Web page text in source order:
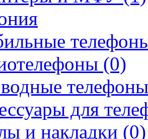
(0)
для
и накладки (0)